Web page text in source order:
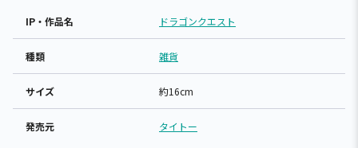
IP・作品名 ドラゴンクエスト
種類 雑貨
サイズ 約16cm
発売元 タイトー